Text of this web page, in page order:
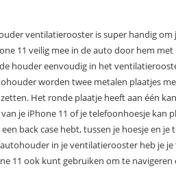
ventilatierooster is super handig om
11 veilig mee in de auto door hem
houder eenvoudig in het
worden twee metalen plaatjes
Het ronde plaatje heeft aan één
je iPhone 11 of je telefoonhoesje kan
back case hebt, tussen je hoesje en
in je ventilatierooster heb je
11 ook kunt gebruiken om te navigeren